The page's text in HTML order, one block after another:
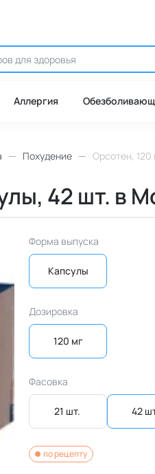
Аллергия
Похудение Орсотен, 120
42 шт. в
Форма выпуска
Капсулы
Дозировка
120 мг
Фасовка
21 шт. 42
по рецепту